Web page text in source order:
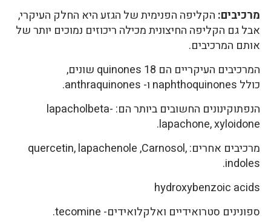
מרכיבים: הקליפה הפנימית של הגזע היא החלק העיקרי,
אבל גם הקליפה החיצונית מכילה ריכוזים נמוכים יותר של
אותם המרכיבים.
המרכיבים העיקריים הם 18 quinones שונים,
כולל naphthoquinones ו- anthraquinones.
הנפתוקינונים החשובים ביותר הם: lapacholbeta-
lapachone, xyloidone.
מרכיבים אחרים: quercetin, lapachenole ,Carnosol,
indoles.
hydroxybenzoic acids
ספונינים סטרואידיים ואלקלואידים- tecomine.